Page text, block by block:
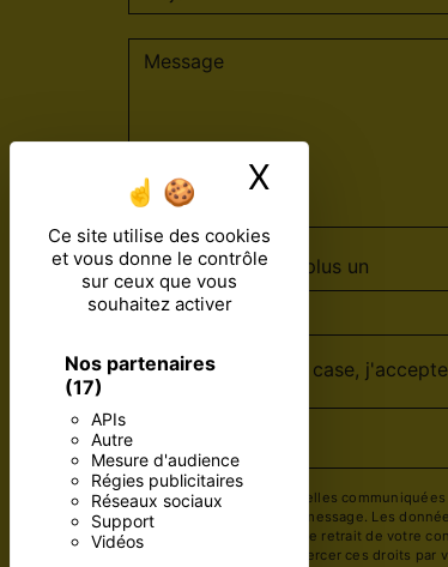
Ce site utilise des cookies
et vous donne le contrôle
sur ceux que vous
souhaitez activer
Nos partenaires
(17)
APIs
Autre
Mesure d'audience
Régies publicitaires
Réseaux sociaux
Support
Vidéos
X
Combien font sept plus un
En cochant cette case,
** Les données personnelles
but de répondre à votre message. Les
limitation, d’opposition, de retrait de votre
mortem. Vous pouvez exercer ces droits